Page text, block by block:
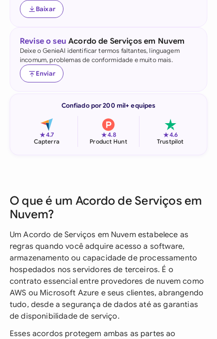
Baixar
Revise o seu Acordo de Serviços em Nuvem
Deixe o GenieAI identificar termos faltantes, linguagem
incomum, problemas de conformidade e muito mais.
Enviar
Confiado por 200 mil+ equipes
★4.7
Capterra
★4.8
Product Hunt
★4.6
Trustpilot
O que é um Acordo de Serviços em
Nuvem?
Um Acordo de Serviços em Nuvem estabelece as
regras quando você adquire acesso a software,
armazenamento ou capacidade de processamento
hospedados nos servidores de terceiros. É o
contrato essencial entre provedores de nuvem como
AWS ou Microsoft Azure e seus clientes, abrangendo
tudo, desde a segurança de dados até as garantias
de disponibilidade de serviço.
Esses acordos protegem ambas as partes ao